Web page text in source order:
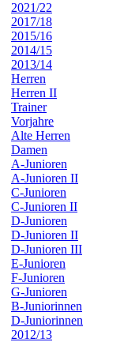
2021/22
2017/18
2015/16
2014/15
2013/14
Herren
Herren II
Trainer
Vorjahre
Alte Herren
Damen
A-Junioren
A-Junioren II
C-Junioren
C-Junioren II
D-Junioren
D-Junioren II
D-Junioren III
E-Junioren
F-Junioren
G-Junioren
B-Juniorinnen
D-Juniorinnen
2012/13